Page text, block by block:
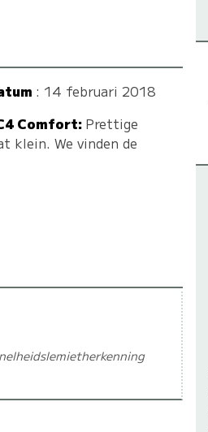
: 14 februari 2018
Comfort: Prettige
klein. We vinden de